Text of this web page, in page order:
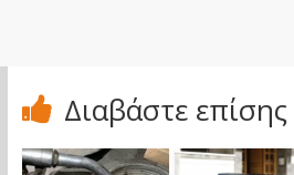
Διαβάστε επίσης